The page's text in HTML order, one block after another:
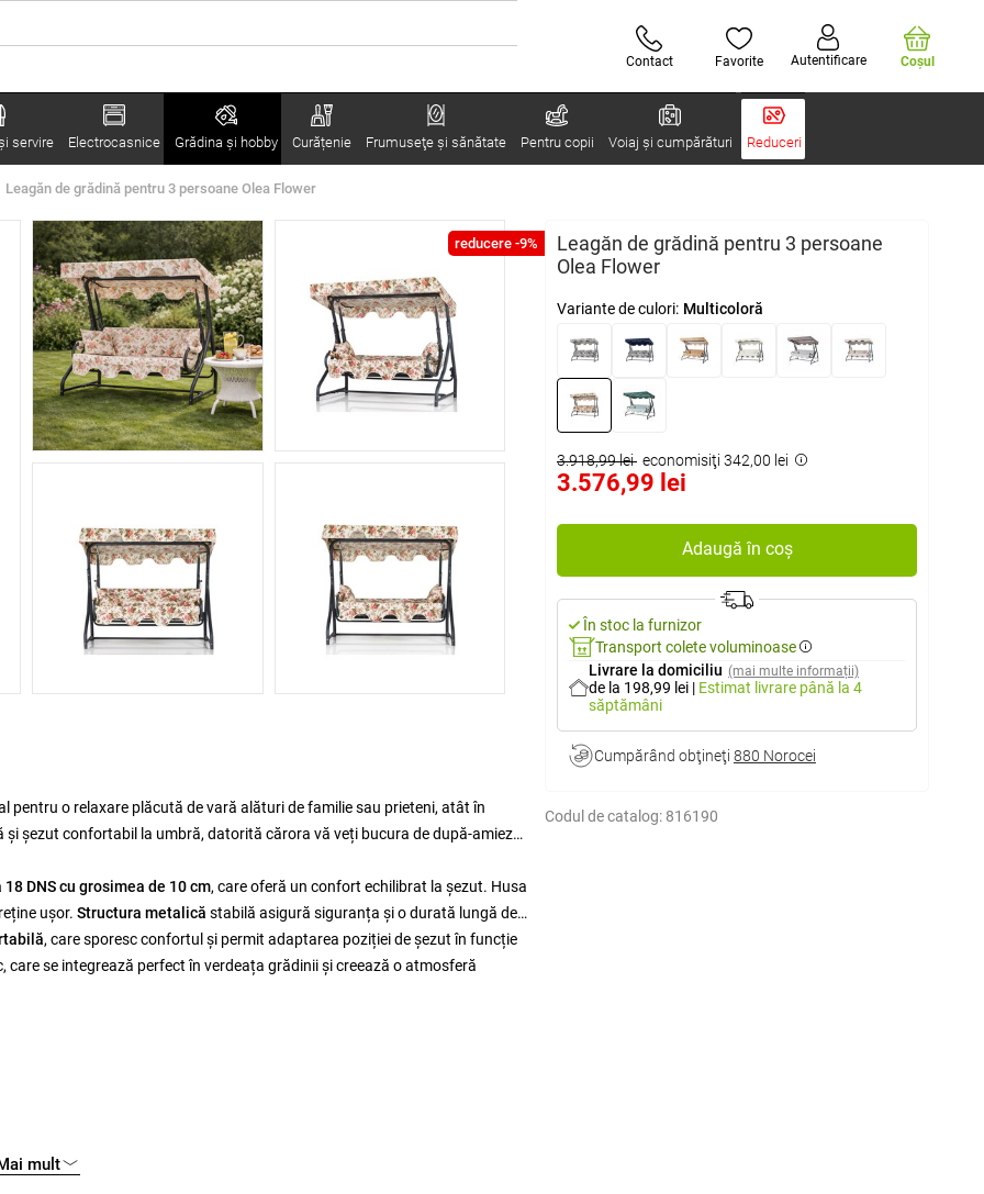
Contact Favorite Autentificare Coşul
servire Electrocasnice Grădina şi hobby Curățenie Frumuseţe şi sănătate Pentru copii Voiaj și cumpărături Reduceri
Leagăn de grădină pentru 3 persoane Olea Flower
reducere -9%
Leagăn de grădină pentru 3 persoane
Olea Flower
Variante de culori: Multicoloră
3.918,99 lei economisiţi 342,00 lei
3.576,99 lei
Adaugă în coș
În stoc la furnizor
Transport colete voluminoase
Livrare la domiciliu (mai multe informații)
de la 198,99 lei | Estimat livrare până la 4
săptămâni
Cumpărând obţineţi 880 Norocei
Codul de catalog: 816190
pentru o relaxare plăcută de vară alături de familie sau prieteni, atât în
șezut confortabil la umbră, datorită cărora vă veți bucura de după-amieze
18 DNS cu grosimea de 10 cm, care oferă un confort echilibrat la șezut. Husa
ușor. Structura metalică stabilă asigură siguranța și o durată lungă de
, care sporesc confortul și permit adaptarea poziției de șezut în funcție
se integrează perfect în verdeața grădinii și creează o atmosferă
mult